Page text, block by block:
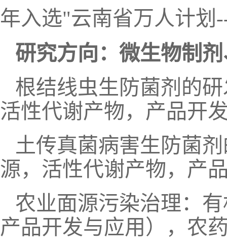
年入选"云南省万人计
研究方向：微生物制
根结线虫生防菌剂的
活性代谢产物，产品开
土传真菌病害生防菌
源，活性代谢产物，产
农业面源污染治理：
产品开发与应用），农